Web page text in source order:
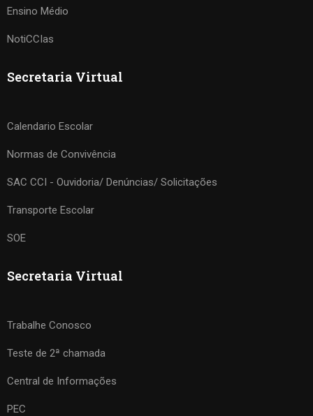
Ensino Médio
NotiCCIas
Secretaria Virtual
Calendario Escolar
Normas de Convivência
SAC CCI - Ouvidoria/ Denúncias/ Solicitações
Transporte Escolar
SOE
Secretaria Virtual
Trabalhe Conosco
Teste de 2ª chamada
Central de Informações
PEC